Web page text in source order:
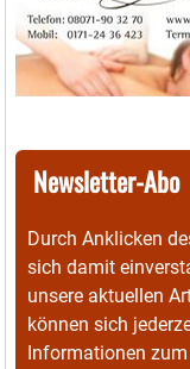
Newsletter-Abo
Durch Anklicken
sich damit
unsere aktuellen
können sich
Informationen